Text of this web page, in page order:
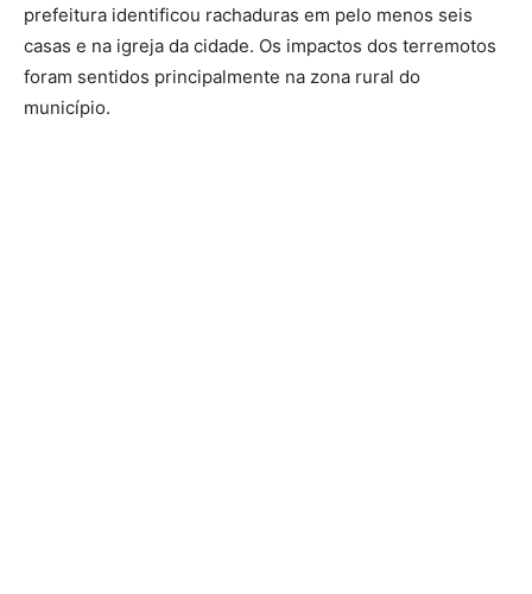
prefeitura identificou rachaduras em pelo menos seis
casas e na igreja da cidade. Os impactos dos terremotos
foram sentidos principalmente na zona rural do
município.